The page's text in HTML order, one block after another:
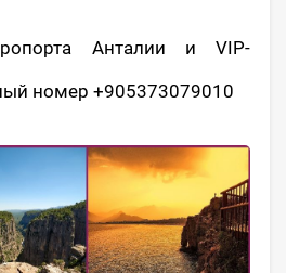
Анталии и VIP-
номер +905373079010